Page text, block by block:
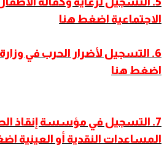
الاجتماعية اضغط هنا
6. التسجيل لأضرار الحرب في
اضغط هنا
7. التسجيل في مؤسسة إنقاذ
المساعدات النقدية أو العينية